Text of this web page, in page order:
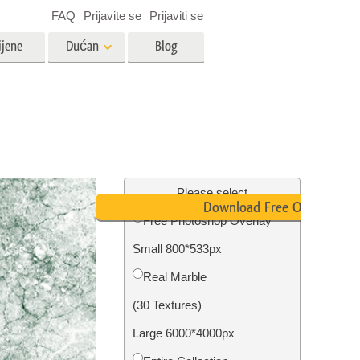
Obnova fotografija
Dućan Blog
FAQ Prijavite se Prijaviti se
Please select
Free Photoshop Overlay
Small 800*533px
Real Marble
(30 Textures)
Large 6000*4000px
Download Free Overlay